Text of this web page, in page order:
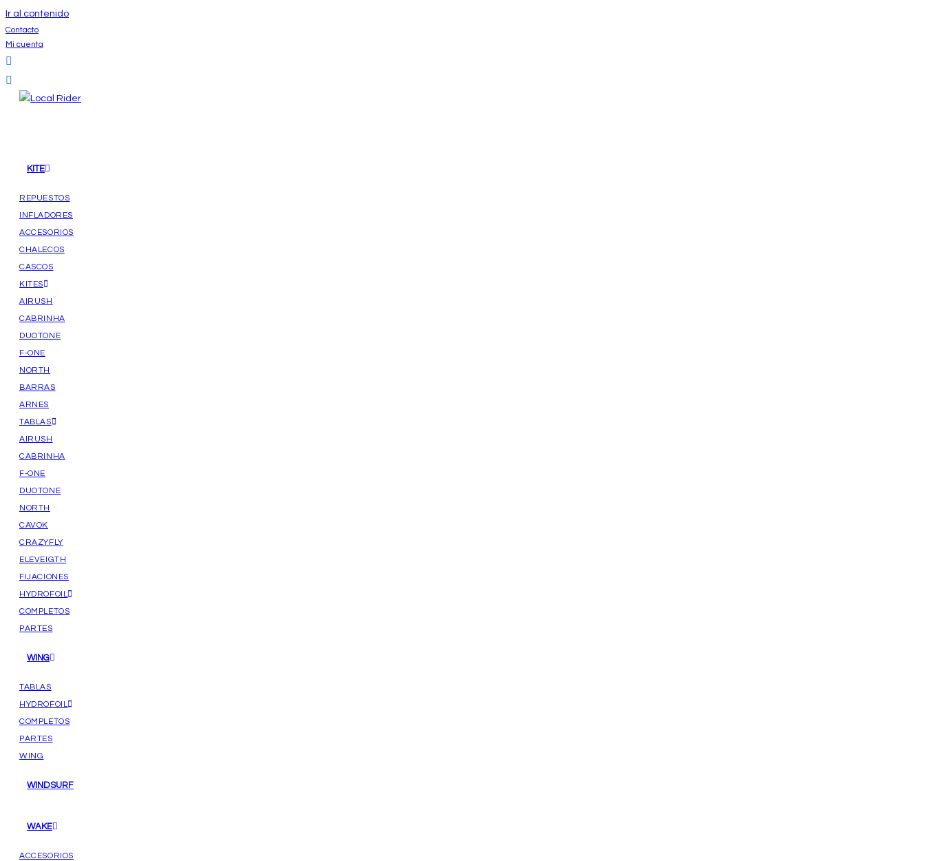
Ir al contenido
Contacto
Mi cuenta
KITE
REPUESTOS
INFLADORES
ACCESORIOS
CHALECOS
CASCOS
KITES
AIRUSH
CABRINHA
DUOTONE
F-ONE
NORTH
BARRAS
ARNES
TABLAS
AIRUSH
CABRINHA
F-ONE
DUOTONE
NORTH
CAVOK
CRAZYFLY
ELEVEIGTH
FIJACIONES
HYDROFOIL
COMPLETOS
PARTES
WING
TABLAS
HYDROFOIL
COMPLETOS
PARTES
WING
WINDSURF
WAKE
ACCESORIOS